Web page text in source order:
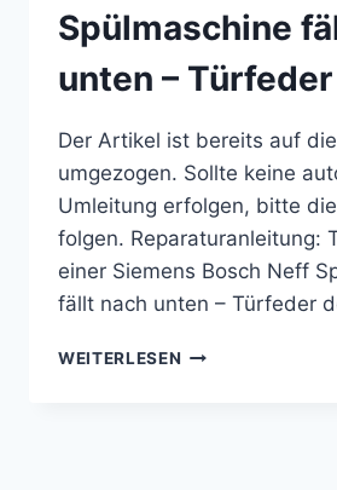
Spülmaschine
unten –
Der Artikel ist bereits auf
umgezogen. Sollte keine
Umleitung erfolgen, bitte
folgen. Reparaturanleitung:
einer Siemens Bosch Neff
fällt nach unten – Türfeder
WEITERLESEN